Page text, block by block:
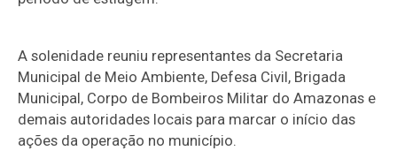
A solenidade reuniu representantes da Secretaria
Municipal de Meio Ambiente, Defesa Civil, Brigada
Municipal, Corpo de Bombeiros Militar do Amazonas e
demais autoridades locais para marcar o início das
ações da operação no município.